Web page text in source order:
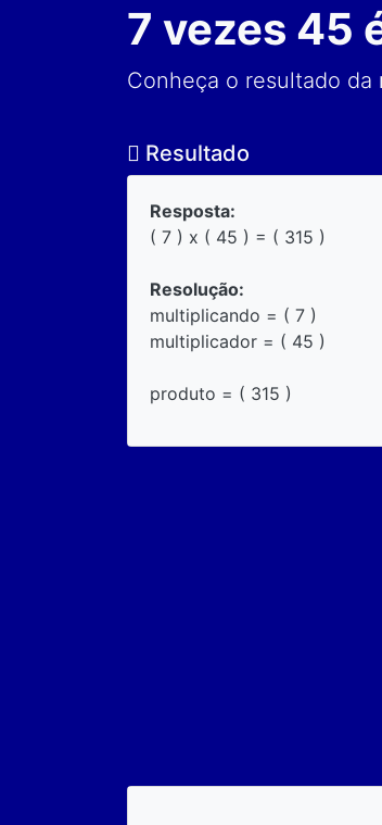
7 vezes 45
Conheça o resultado da
Resultado
Resposta:
( 7 ) x ( 45 ) = ( 315 )
Resolução:
multiplicando = ( 7 )
multiplicador = ( 45 )
produto = ( 315 )